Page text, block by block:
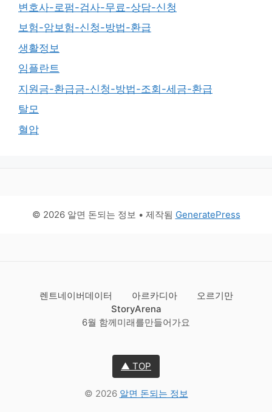
변호사-로펌-검사-무료-상담-신청
보험-암보험-신청-방법-환급
생활정보
임플란트
지원금-환급금-신청-방법-조회-세금-환급
탈모
혈압
© 2026 알면 돈되는 정보 • 제작됨 GeneratePress
렌트네이버데이터 아르카디아
오르기만
StoryArena
6월 함께미래를만들어가요
▲ TOP
© 2026 알면 돈되는 정보